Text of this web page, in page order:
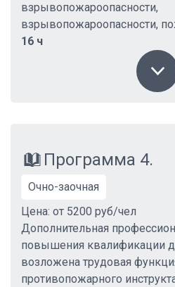
взрывопожароопасности,
взрывопожароопасности,
16 ч
Программа 4.
Очно-заочная
Цена: от 5200 руб/чел
Дополнительная
повышения квалификации
возложена трудовая
противопожарного